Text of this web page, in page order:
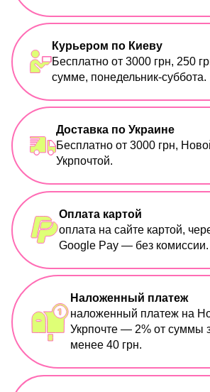
Курьером по Киеву
Бесплатно от 3000 грн, 250
сумме, понедельник-суббота.
Доставка по Украине
Бесплатно от 3000 грн,
Укрпочтой.
Оплата картой
оплата на сайте картой,
Google Pay — без комиссии.
Наложенный платеж
наложенный платеж на
Укрпочте — 2% от суммы
менее 40 грн.